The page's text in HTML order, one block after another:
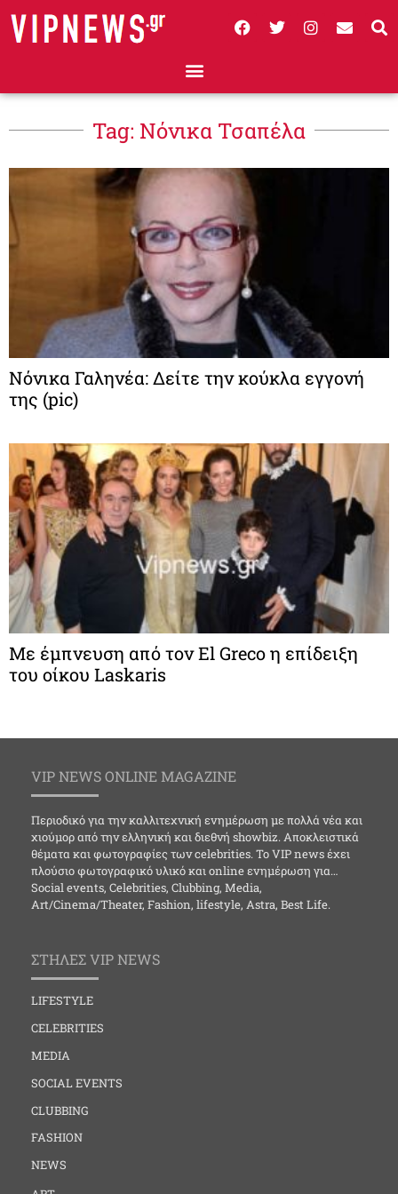
Tag: Νόνικα Τσαπέλα
Νόνικα Γαληνέα: Δείτε την κούκλα εγγονή
της (pic)
Με έμπνευση από τον El Greco η επίδειξη
του οίκου Laskaris
VIP NEWS ONLINE MAGAZINE
Περιοδικό για την καλλιτεχνική ενημέρωση με πολλά νέα και
χιούμορ από την ελληνική και διεθνή showbiz. Αποκλειστικά
θέματα και φωτογραφίες των celebrities. Το VIP news έχει
πλούσιο φωτογραφικό υλικό και online ενημέρωση για…
Social events, Celebrities, Clubbing, Media,
Art/Cinema/Theater, Fashion, lifestyle, Astra, Best Life.
ΣΤΗΛΕΣ VIP NEWS
LIFESTYLE
CELEBRITIES
MEDIA
SOCIAL EVENTS
CLUBBING
FASHION
NEWS